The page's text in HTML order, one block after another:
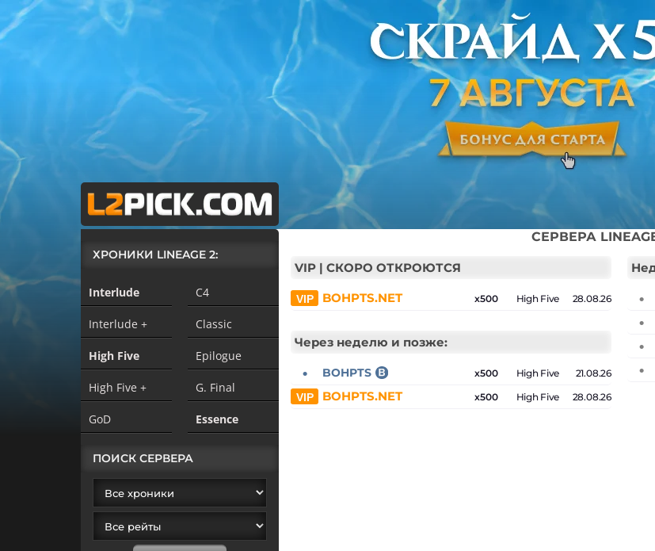
СЕРВЕРА
VIP | СКОРО ОТКРОЮТСЯ
BOHPTS.NET x500 High Five 28.08.26
Через неделю и позже:
BOHPTS x500 High Five 21.08.26
BOHPTS.NET x500 High Five 28.08.26
ХРОНИКИ LINEAGE 2:
Interlude
Interlude +
High Five
High Five +
GoD
C4
Classic
Epilogue
G. Final
Essence
ПОИСК СЕРВЕРА